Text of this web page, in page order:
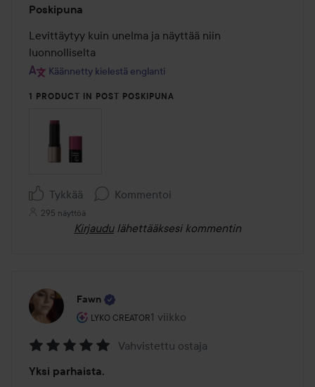
5
/
5
Poskipuna
Levittäytyy kuin unelma ja näyttää niin
luonnolliselta
Käännetty kielestä englanti
1 PRODUCT IN POST POSKIPUNA
Tykkää Kommentoi
295 näyttöä
Kirjaudu lähettääksesi kommentin
Fawn
LYKO CREATOR
Käyttäjän rooli: Lyko Creator.
1 viikko
Viesti luotiin 1 viikko
5
Vahvistettu ostaja
Yksi parhaista.